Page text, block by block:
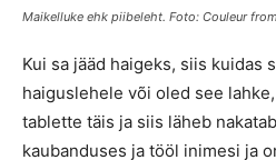
Maikelluke ehk piibeleht. Foto: Couleur
Kui sa jääd haigeks, siis kuidas
haiguslehele või oled see
tablette täis ja siis läheb
kaubanduses ja tööl inimesi ja